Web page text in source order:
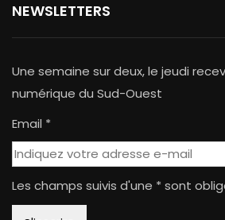
NEWSLETTERS
Une semaine sur deux, le jeudi
numérique du Sud-Ouest
Email *
Les champs suivis d'une * sont